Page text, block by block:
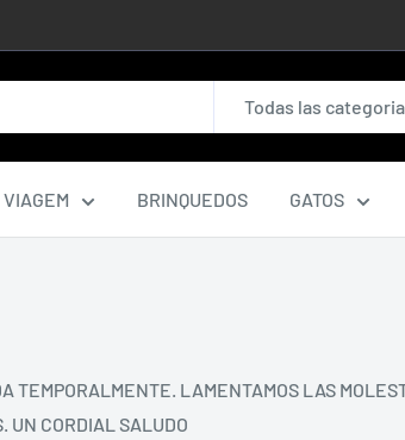
Todas las
BRINQUEDOS GATOS
LAMENTAMOS LAS
UN CORDIAL SALUDO